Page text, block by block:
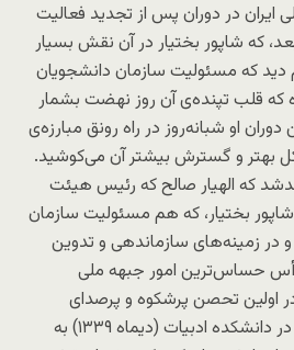
ایران در دوران پس از تجدید فعالیت
سال های ۱۳۳۸ به بعد، که شاپور بختیار در آن نقش بسیار
که مسئولیت سازمان دانشجویان
که قلب تپنده‌ی آن روز نهضت بشمار
او شبانه‌روز در راه رونق مبارزه‌ی
بهتر و گسترش بیشتر آن می‌کوشید.
که الهیار صالح که رئیس هیئت
بختیار، که هم مسئولیت سازمان
در زمینه‌های سازماندهی و تدوین
رأس حساس‌ترین‌ امور جبهه ملی
اولین تحصن پرشکوه و پرصدای
دانشجویان دانشگاه تهران در دانشکده ادبیات (دیماه ۱٣٣۹) به